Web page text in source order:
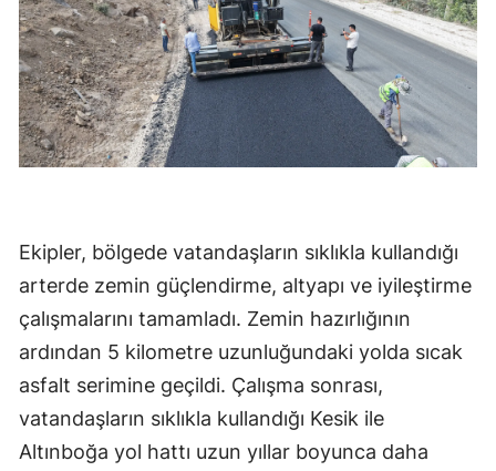
Ekipler, bölgede vatandaşların sıklıkla kullandığı
arterde zemin güçlendirme, altyapı ve iyileştirme
çalışmalarını tamamladı. Zemin hazırlığının
ardından 5 kilometre uzunluğundaki yolda sıcak
asfalt serimine geçildi. Çalışma sonrası,
vatandaşların sıklıkla kullandığı Kesik ile
Altınboğa yol hattı uzun yıllar boyunca daha